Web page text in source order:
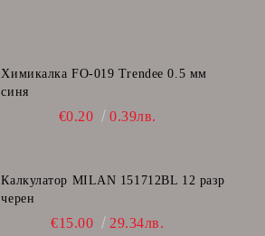
Химикалка FO-019 Trendee 0.5 мм
синя
€0.20 0.39лв.
Калкулатор MILAN 151712BL 12 разр
черен
€15.00 29.34лв.